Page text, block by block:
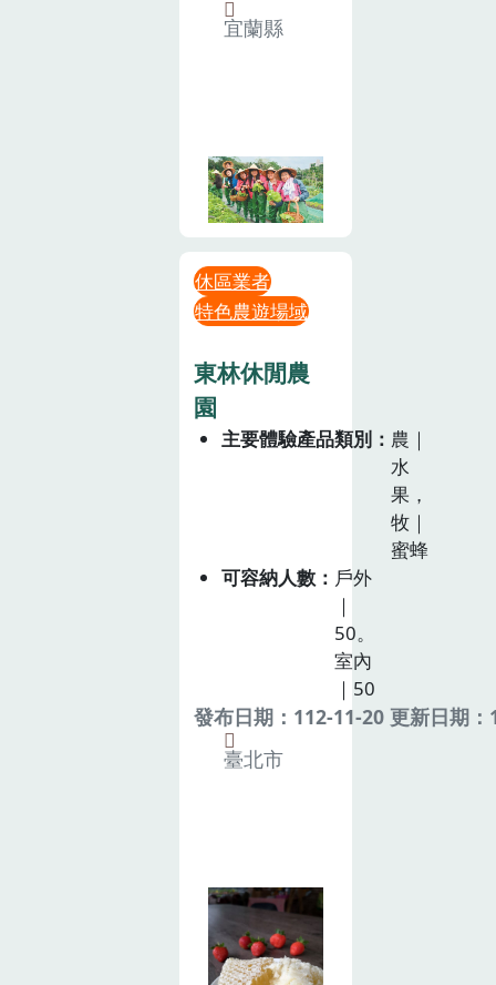
宜蘭縣
休區業者
特色農遊場域
東林休閒農
園
主要體驗產品類別
農｜
水
果，
牧｜
蜜蜂
可容納人數
戶外
｜
50。
室內
｜50
發布日期：112-11-20 更新日期
臺北市